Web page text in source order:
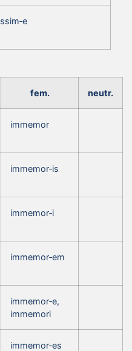
fem. neutr.
immemor
immemor‑is
immemor‑i
immemor‑em
immemor‑e,
immemori
immemor‑es